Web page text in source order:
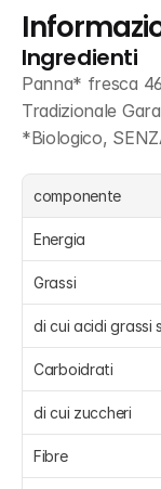
Ingredienti
Panna* fresca
Tradizionale
*Biologico,
componente
Energia
Grassi
di cui acidi grassi
Carboidrati
di cui zuccheri
Fibre